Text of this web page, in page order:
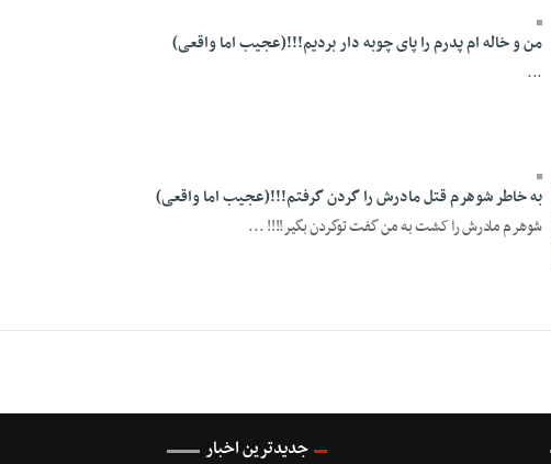
من و خاله ام پدرم را پای چوبه دار بردیم!!!(عجیب اما واقعی)
...
به خاطر شوهرم قتل مادرش را گردن گرفتم!!!(عجیب اما واقعی)
شوهرم مادرش را کشت به من گفت توگردن بگیر!!!! ...
جدیدترین اخبار